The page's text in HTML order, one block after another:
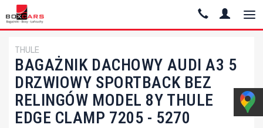
THULE
BAGAŻNIK DACHOWY AUDI A3 5
DRZWIOWY SPORTBACK BEZ
RELINGÓW MODEL 8Y THULE
EDGE CLAMP 7205 - 5270